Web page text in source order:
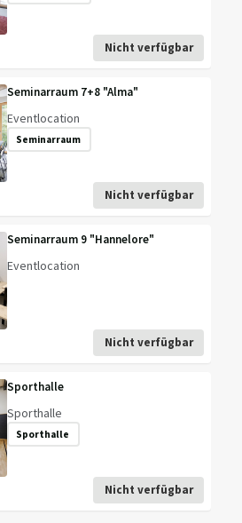
Nicht verfügbar
Seminarraum 7+8 "Alma"
Eventlocation
Seminarraum
Nicht verfügbar
Seminarraum 9 "Hannelore"
Eventlocation
Nicht verfügbar
Sporthalle
Sporthalle
Sporthalle
Nicht verfügbar